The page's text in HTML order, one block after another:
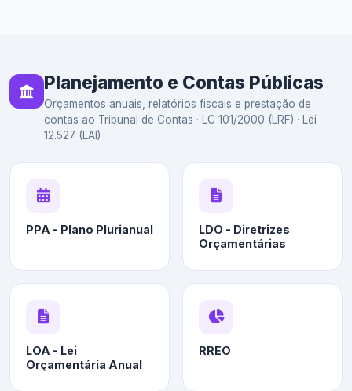
Planejamento e Contas Públicas
Orçamentos anuais, relatórios fiscais e prestação de
contas ao Tribunal de Contas · LC 101/2000 (LRF) · Lei
12.527 (LAI)
PPA - Plano Plurianual
LDO - Diretrizes
Orçamentárias
LOA - Lei
Orçamentária Anual
RREO